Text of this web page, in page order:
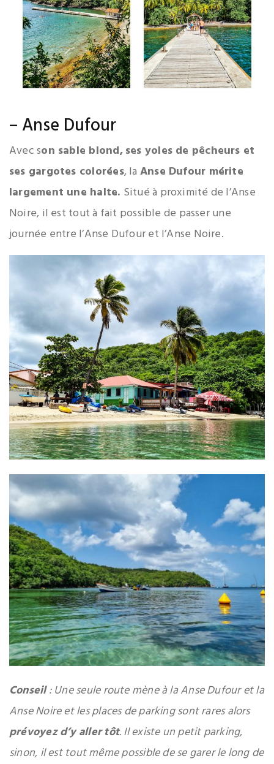
– Anse Dufour
Avec son sable blond,ses yoles de pêcheurs et
ses gargotes colorées, la Anse Dufour mérite
largement une halte. Situé à proximité de l’Anse
Noire, il est tout à fait possible de passer une
journée entre l’Anse Dufour et l’Anse Noire.
Conseil: Une seule route mène à la Anse Dufour et la
Anse Noire et les places de parking sont rares alors
prévoyez d’y aller tôt. Il existe un petit parking,
sinon, il est tout même possible de se garer le long de